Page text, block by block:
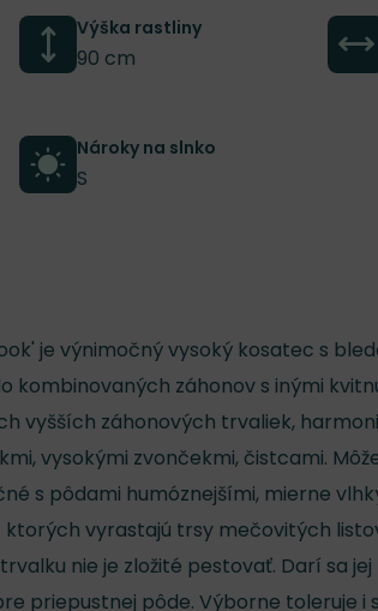
Výška rastliny
90 cm
Nároky na slnko
S
je výnimočný vysoký kosatec s
kombinovaných záhonov s inými
vyšších záhonových trvaliek,
vysokými zvončekmi, čistcami.
s pôdami humóznejšími, mierne
ktorých vyrastajú trsy mečovitých
nie je zložité pestovať. Darí sa
priepustnej pôde. Výborne toleruje i